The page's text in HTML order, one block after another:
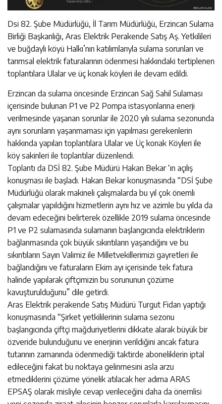
Dsi 82. Şube Müdürlüğü, İl Tarım Müdürlüğü, Erzincan Sulama
Birliği Başkanlığı, Aras Elektrik Perakende Satış Aş. Yetkilileri
ve buğdaylı köyü Halkı’nın katılımlarıyla sulama sorunları ve
tarımsal elektrik faturalarının ödenmesi hakkındaki tertiplenen
toplantılara Ulalar ve üç konak köyleri ile devam edildi.
Erzincan da sulama öncesinde Erzincan Sağ Sahil Sulaması
içerisinde bulunan P1 ve P2 Pompa istasyonlarına enerji
verilmesinde yaşanan sorunlar ile 2020 yılı sulama sezonunda
aynı sorunların yaşanmaması için yapılması gerekenlerin
hakkında yapılan toplantılara Ulalar ve Üç konak Köyleri ile
köy sakinleri ile toplantılar düzenlendi.
Toplantı da DSİ 82. Şube Müdürü Hakan Bekar ‘ın açılış
konuşması ile başladı. Hakan Bekar konuşmasında “DSİ Şube
Müdürlüğü olarak makineli çalışmalarda bu yıl çok önemli
çalışmalar yapıldığını hizmetlerin aynı hız ve azimle bu yılda da
devam edeceğini belirterek özellikle 2019 sulama öncesinde
P1 ve P2 sulamasında sulamanın başlangıcında elektriklerin
bağlanmasında çok büyük sıkıntıların yaşandığını ve bu
sıkıntıların Sayın Valimiz ile Milletvekillerimizi gayretleri ile
bağlandığını ve faturaların Ekim ayı içerisinde tek fatura
halinde yapılarak çiftçimizin bu sorununun çözüme
kavuşturulduğunu” dile getirdi.
Aras Elektrik perakende Satış Müdürü Turgut Fidan yaptığı
konuşmasında “Şirket yetkililerinin sulama sezonu
başlangıcında çiftçi mağduriyetlerini dikkate alarak büyük bir
özveride bulunduğunu ve enerjinin verildiğini ancak fatura
tutarının zamanında ödenmediği taktirde aboneliklerin iptal
edileceğini fakat bu noktaya gelinmesini asla arzu
etmediklerini çözüme yönelik atılacak her adıma ARAS
EPSAŞ olarak misliyle cevap verileceğini daha da önemlisi